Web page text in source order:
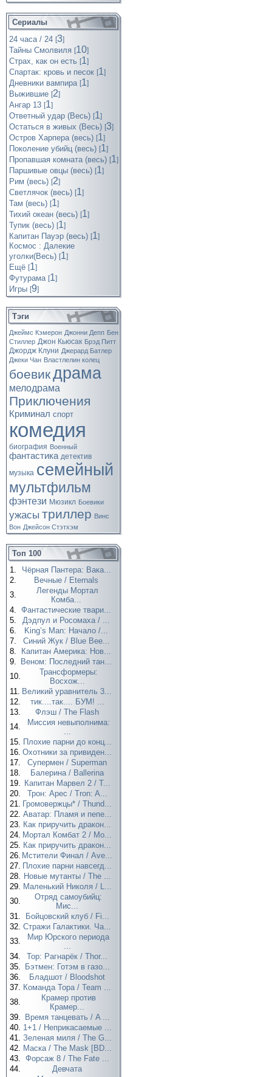
Сериалы
24 часа / 24 [3]
Тайны Смолвиля [10]
Страх, как он есть [1]
Спартак: кровь и песок [1]
Дневники вампира [1]
Выжившие [2]
Ангар 13 [1]
Ответный удар (Весь) [1]
Остаться в живых (Весь) [3]
Остров Харпера (весь) [1]
Поколение убийц (весь) [1]
Пропавшая комната (весь) [1]
Паршивые овцы (весь) [1]
Рим (весь) [2]
Светлячок (весь) [1]
Там (весь) [1]
Тихий океан (весь) [1]
Тупик (весь) [1]
Капитан Пауэр (весь) [1]
Космос : Далекие
уголки(Весь) [1]
Ещё [1]
Футурама [1]
Игры [9]
Тэги
Джеймс Кэмерон Джонни Депп Бен
Стиллер Джон Кьюсак Брэд Питт
Джордж Клуни Джерард Батлер
Джеки Чан Властлелин колец
боевикдрама
мелодрама
Приключения
Криминал спорт
комедия
биография Военный
фантастика детектив
музыка семейный
мультфильм
фэнтези Мюзикл Боевики
ужасы триллер Винс
Вон Джейсон Стэтхэм
Топ 100
1.
Чёрная Пантера: Вака...
2.
Вечные / Eternals
3.
Легенды Мортал
Комба...
4. Фантастические твари...
5.
Дэдпул и Росомаха / ...
6.
King’s Man: Начало /...
7.
Синий Жук / Blue Bee...
8.
Капитан Америка: Нов...
9.
Веном: Последний тан...
10.
Трансформеры:
Восхож...
11. Великий уравнитель 3...
12.
тик....так.... БУМ! ...
13.
Флэш / The Flash
14.
Миссия невыполнима:
...
15. Плохие парни до конц...
16. Охотники за привиден...
17.
Супермен / Superman
18.
Балерина / Ballerina
19. Капитан Марвел 2 / T...
20.
Трон: Арес / Tron: A...
21. Громовержцы* / Thund...
22. Аватар: Пламя и пепе...
23. Как приручить дракон...
24. Мортал Комбат 2 / Mo...
25. Как приручить дракон...
26. Мстители Финал / Ave...
27. Плохие парни навсегд...
28. Новые мутанты / The ...
29. Маленький Николя / L...
30.
Отряд самоубийц:
Мис...
31.
Бойцовский клуб / Fi...
32. Стражи Галактики. Ча...
33.
Мир Юрского периода
...
34.
Тор: Рагнарёк / Thor...
35.
Бэтмен: Готэм в газо...
36.
Бладшот / Bloodshot
37. Команда Тора / Team ...
38.
Крамер против
Крамер...
39.
Время танцевать / A ...
40. 1+1 / Неприкасаемые ...
41. Зеленая миля / The G...
42. Маска / The Mask [BD...
43. Форсаж 8 / The Fate ...
44.
Девчата